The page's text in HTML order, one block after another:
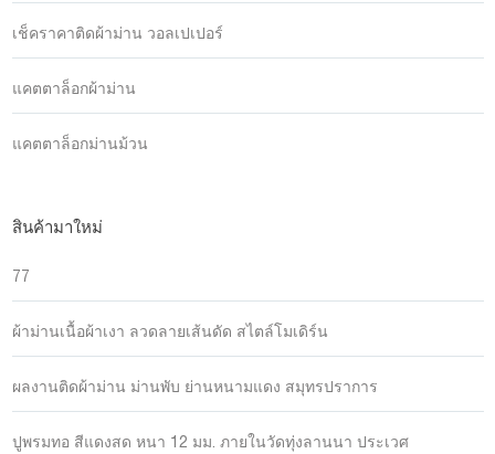
เช็คราคาติดผ้าม่าน วอลเปเปอร์
แคตตาล็อกผ้าม่าน
แคตตาล็อกม่านม้วน
สินค้ามาใหม่
77
ผ้าม่านเนื้อผ้าเงา ลวดลายเส้นดัด สไตล์โมเดิร์น
ผลงานติดผ้าม่าน ม่านพับ ย่านหนามแดง สมุทรปราการ
ปูพรมทอ สีแดงสด หนา 12 มม. ภายในวัดทุ่งลานนา ประเวศ